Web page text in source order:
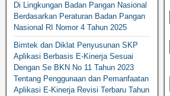
Di Lingkungan Badan Pangan Nasional
Berdasarkan Peraturan Badan Pangan
Nasional RI Nomor 4 Tahun 2025
Bimtek dan Diklat Penyusunan SKP
Aplikasi Berbasis E-Kinerja Sesuai
Dengan Se BKN No 11 Tahun 2023
Tentang Penggunaan dan Pemanfaatan
Aplikasi E-Kinerja Revisi Terbaru Tahun